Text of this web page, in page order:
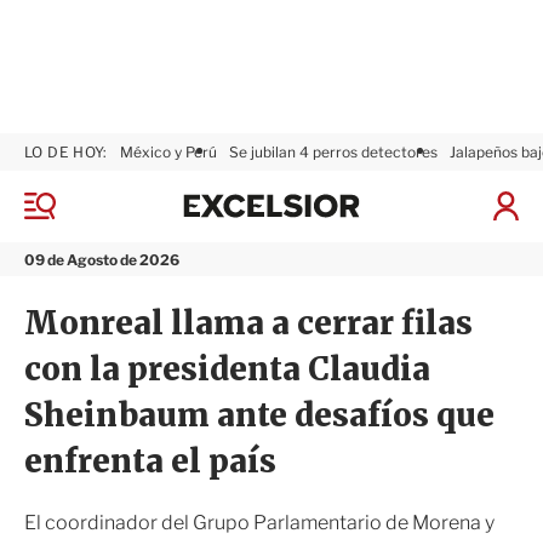
M
n
09 de Agosto de 2026
LO DE HOY: México y Perú Se jubilan 4 perros detectores Jalapeños
I
x
i
r
Monreal llama a cerrar filas
con la presidenta Claudia
Sheinbaum ante desafíos que
enfrenta el país
El coordinador del Grupo Parlamentario de Morena y